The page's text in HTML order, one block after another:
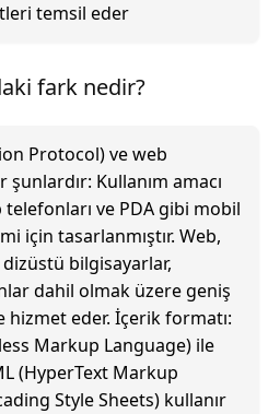
temsil eder
fark nedir?
Protocol) ve web
Kullanım amacı
telefonları ve PDA gibi mobil
için tasarlanmıştır. Web,
bilgisayarlar,
dahil olmak üzere geniş
hizmet eder. İçerik formatı:
Markup Language) ile
(HyperText Markup
Style Sheets) kullanır